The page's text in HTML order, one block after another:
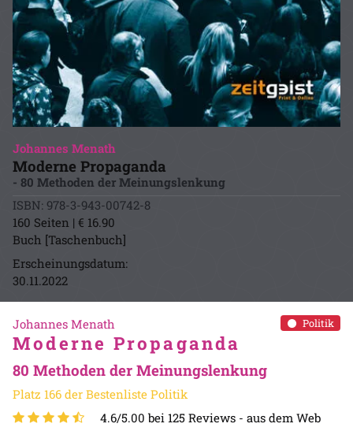
Johannes Menath
Moderne Propaganda
- 80 Methoden der Meinungslenkung
ISBN: 978-3-943-00742-8
160 Seiten | € 16.90
Buch [Taschenbuch]
Erscheinungsdatum:
30.11.2022
Politik
Johannes Menath
Moderne Propaganda
80 Methoden der Meinungslenkung
Platz 166 der Bestenliste Politik
4.6/5.00 bei 125 Reviews - aus dem Web